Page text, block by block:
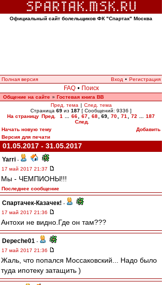
Официальный сайт болельщиков ФК "Спартак" Москва
Полная версия Вход • Регистрация
FAQ • Поиск
Общение на сайте » Гостевая книга ВВ
Пред. тема | След. тема
Страница 69 из 187 [ Сообщений: 9336 ]
На страницу Пред. 1 66 67 68 69 70 71 72
187
След.
Начать новую тему
Добавить
Версия для печати
01.05.2017 - 31.05.2017
Yarri -
17 май 2017 21:37
Мы - ЧЕМПИОНЫ!!!
Последнее сообщение
Спартачек-Казачек! -
17 май 2017 21:36
Антохи не видно.Где он там???
Depeche01 -
17 май 2017 21:36
Жаль, что попался Моссаковский... Надо было
туда ипотеку затащить )